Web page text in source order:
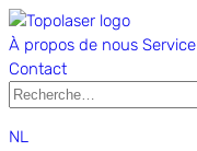
À propos de nous Service
Contact
NL